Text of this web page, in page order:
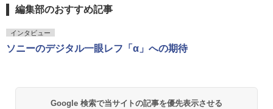
編集部のおすすめ記事
インタビュー
ソニーのデジタル一眼レフ「α」への期待
Google 検索で当サイトの記事を優先表示させる